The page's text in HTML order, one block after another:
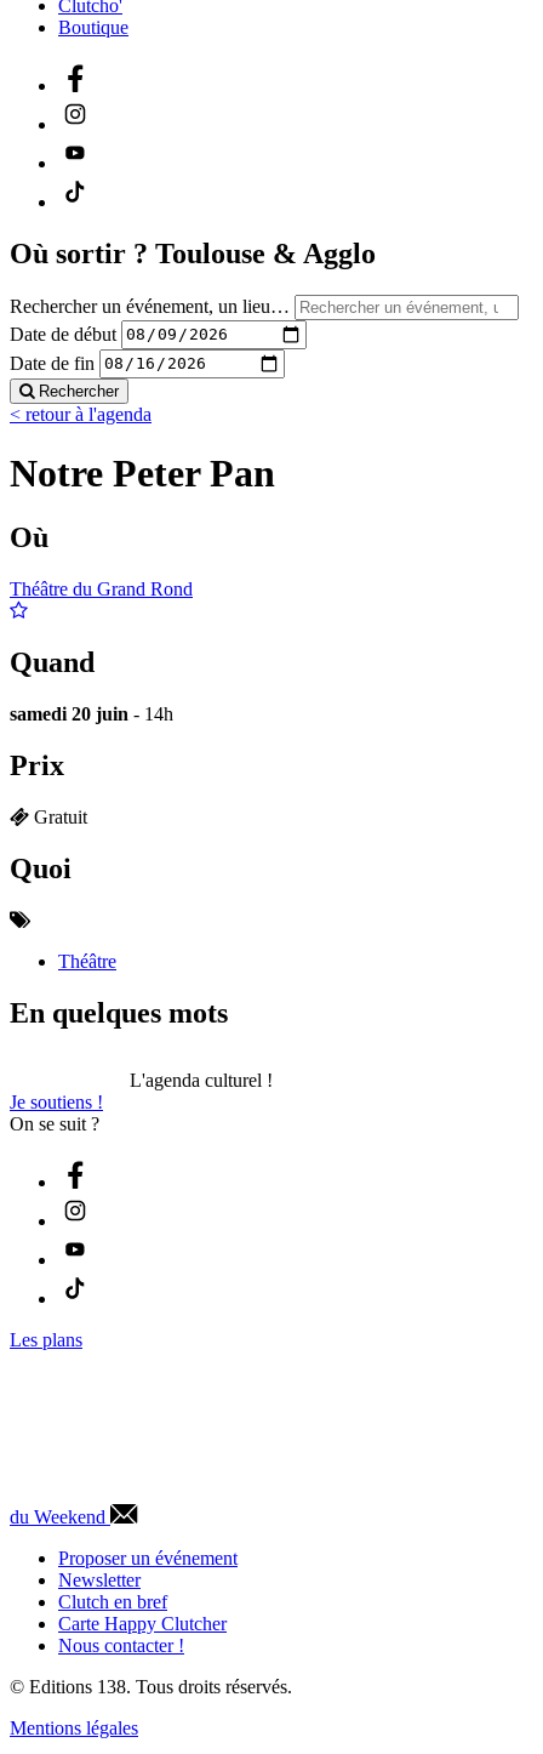
Clutcho'
Boutique
Où sortir ? Toulouse & Agglo
Rechercher un événement, un lieu…
Date de début
Date de fin
Rechercher
< retour à l'agenda
Notre Peter Pan
Où
Théâtre du Grand Rond
Quand
samedi 20 juin - 14h
Prix
Gratuit
Quoi
Théâtre
En quelques mots
L'agenda culturel !
Je soutiens !
On se suit ?
Les plans
du Weekend
Proposer un événement
Newsletter
Clutch en bref
Carte Happy Clutcher
Nous contacter !
© Editions 138. Tous droits réservés.
Mentions légales